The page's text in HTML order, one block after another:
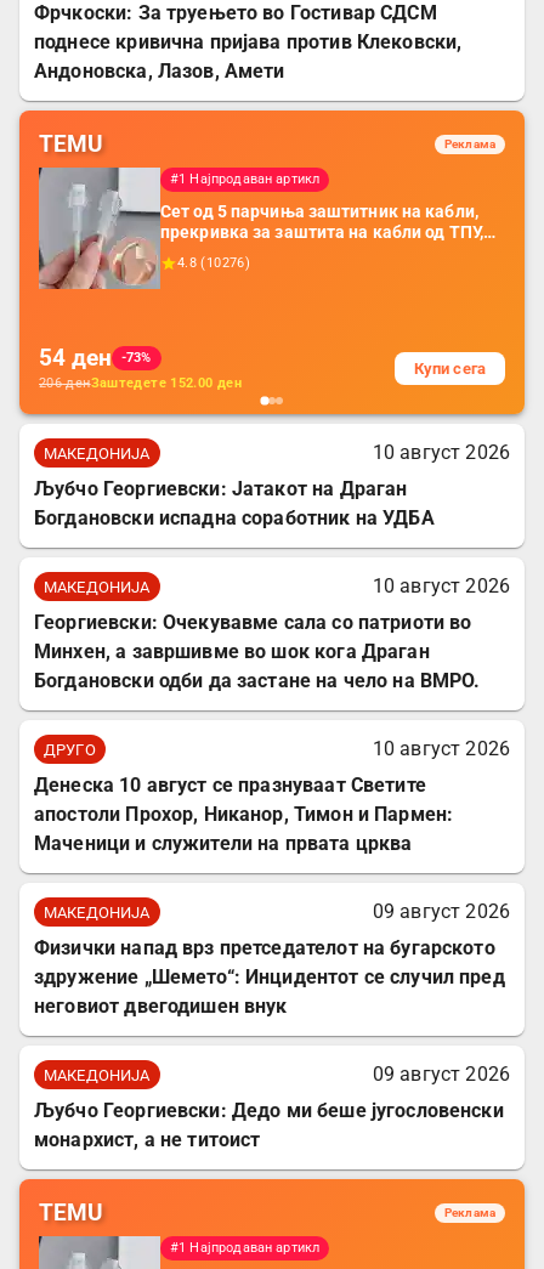
Фрчкоски: За труењето во Гостивар СДСМ
поднесе кривична пријава против Клековски,
Андоновска, Лазов, Амети
TEMU Реклама
#1 Најпродаван артикл
Сет од 5 парчиња заштитник на кабли,
прекривка за заштита на кабли од ТПУ,
додатоци за заштита на кабли, без
батерија, за мобилни телефони, комплет
4.8 ( 10276)
54 ден
-73%
206денЗаштедете 152.00 ден
Купи сега
МАКЕДОНИЈА
10 август 2026
Љубчо Георгиевски: Јатакот на Драган
Богдановски испадна соработник на УДБА
МАКЕДОНИЈА
10 август 2026
Георгиевски: Очекувавме сала со патриоти во
Минхен, а завршивме во шок кога Драган
Богдановски одби да застане на чело на ВМРО.
ДРУГО
10 август 2026
Денеска 10 август се празнуваат Светите
апостоли Прохор, Никанор, Тимон и Пармен:
Маченици и служители на првата црква
МАКЕДОНИЈА
09 август 2026
Физички напад врз претседателот на бугарското
здружение „Шемето“: Инцидентот се случил пред
неговиот двегодишен внук
МАКЕДОНИЈА
09 август 2026
Љубчо Георгиевски: Дедо ми беше југословенски
монархист, а не титоист
TEMU Реклама
#1 Најпродаван артикл